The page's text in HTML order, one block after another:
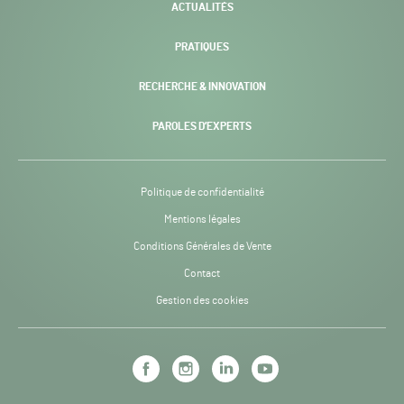
ACTUALITÉS
PRATIQUES
RECHERCHE & INNOVATION
PAROLES D’EXPERTS
Politique de confidentialité
Mentions légales
Conditions Générales de Vente
Contact
Gestion des cookies